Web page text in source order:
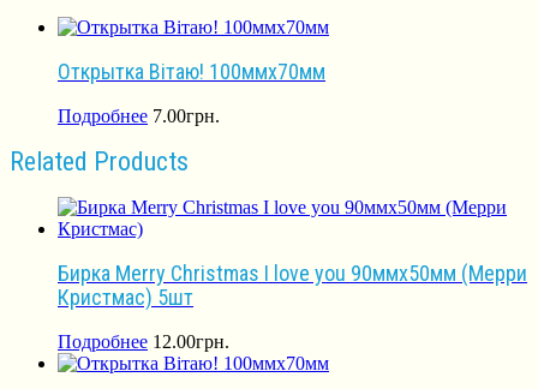
Открытка Вітаю! 100ммх70мм
Подробнее 7.00грн.
Related Products
Бирка Merry Christmas I love you 90ммх50мм (Мерри
Кристмас) 5шт
Подробнее 12.00грн.